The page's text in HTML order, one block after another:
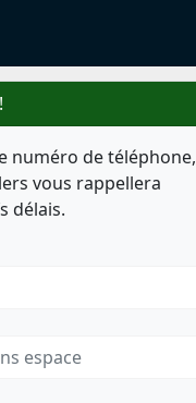
numéro de téléphone,
vous rappellera
délais.